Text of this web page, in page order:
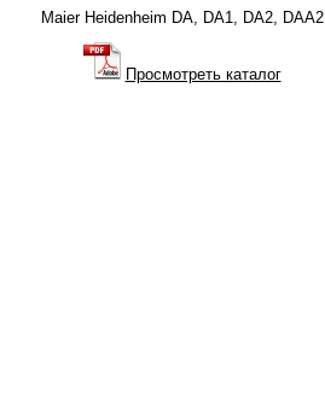
Maier Heidenheim DA, DA1, DA2, DAA2
Просмотреть каталог